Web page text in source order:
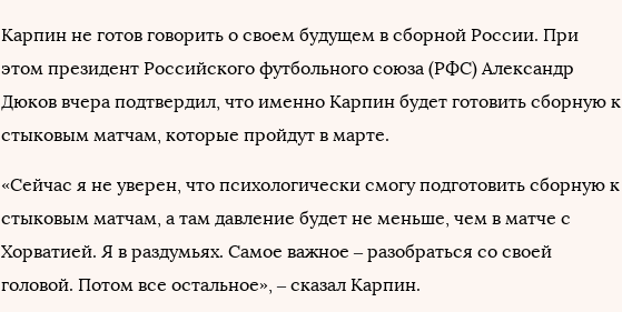
Карпин не готов говорить о своем будущем в сборной России. При
этом президент Российского футбольного союза (РФС) Александр
Дюков вчера подтвердил, что именно Карпин будет готовить сборную к
стыковым матчам, которые пройдут в марте.
«Сейчас я не уверен, что психологически смогу подготовить сборную к
стыковым матчам, а там давление будет не меньше, чем в матче с
Хорватией. Я в раздумьях. Самое важное – разобраться со своей
головой. Потом все остальное», – сказал Карпин.